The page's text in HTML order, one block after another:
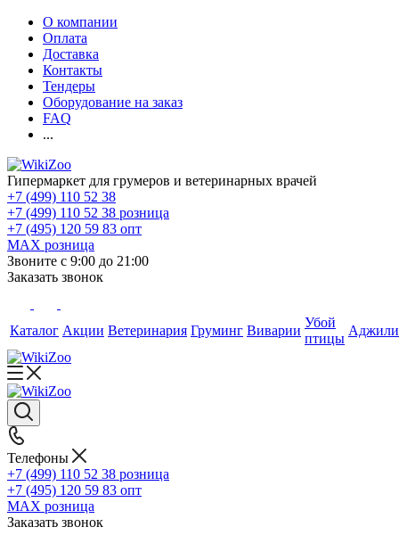
О компании
Оплата
Доставка
Контакты
Тендеры
Оборудование на заказ
FAQ
...
Гипермаркет для грумеров и ветеринарных врачей
+7 (499) 110 52 38
+7 (499) 110 52 38 розница
+7 (495) 120 59 83 опт
MAX розница
Звоните с 9:00 до 21:00
Заказать звонок
Каталог Акции Ветеринария Груминг Виварии
Убой
птицы
Телефоны
+7 (499) 110 52 38 розница
+7 (495) 120 59 83 опт
MAX розница
Заказать звонок